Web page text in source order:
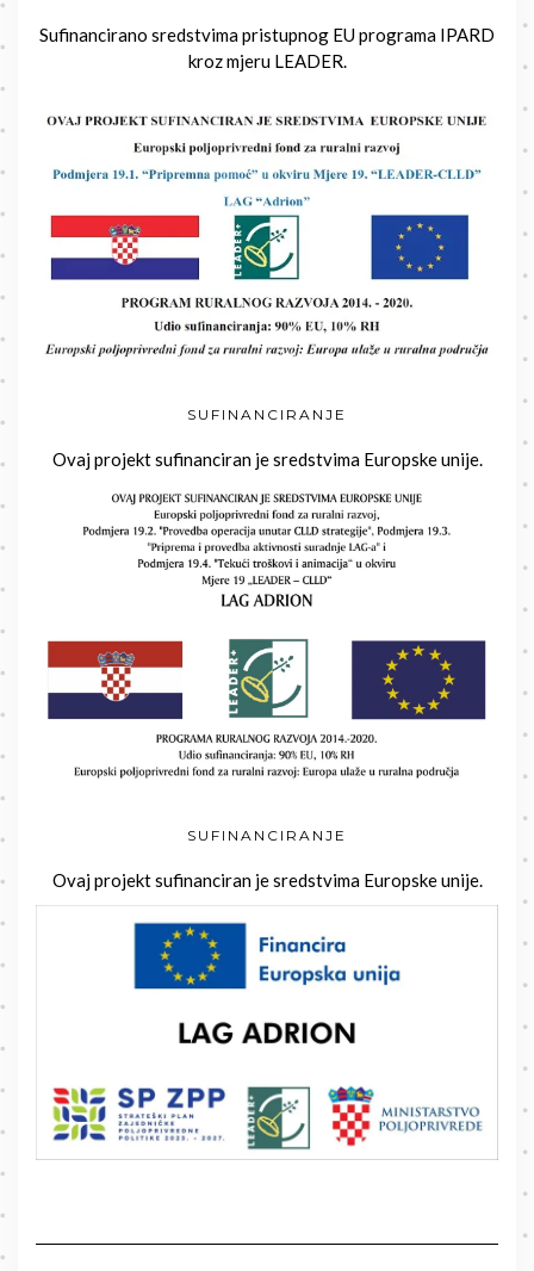
Sufinancirano sredstvima pristupnog EU programa IPARD
kroz mjeru LEADER.
SUFINANCIRANJE
Ovaj projekt sufinanciran je sredstvima Europske unije.
SUFINANCIRANJE
Ovaj projekt sufinanciran je sredstvima Europske unije.